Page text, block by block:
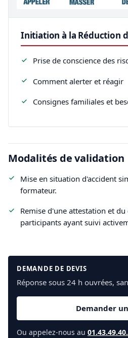
Initiation à la Réduction
Prise de conscience des
Comment alerter et réagir
Consignes familiales et
Modalités de validation
Mise en situation d'accident
formateur.
Remise d'une attestation et du
participants ayant suivi
DEMANDE DE DEVIS
Réponse sous 24 h ouvrées,
Demander
Ou appelez-nous au